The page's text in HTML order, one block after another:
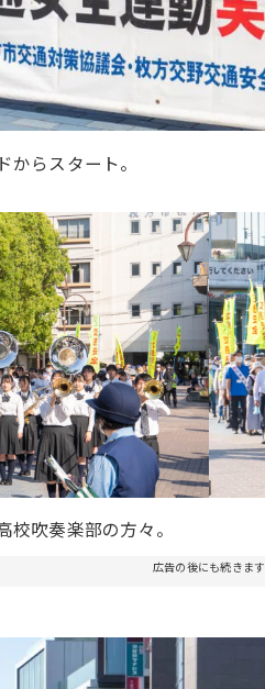
らスタート。
吹奏楽部の方々。
広告の後にも続きます